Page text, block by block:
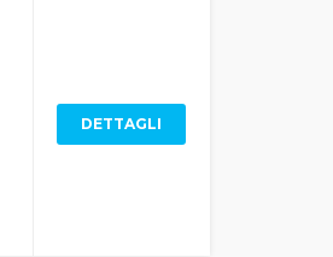
DETTAGLI